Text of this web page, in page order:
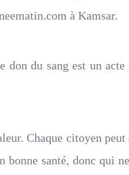
à Kamsar.
du sang est un
Chaque citoyen
bonne santé, donc qui